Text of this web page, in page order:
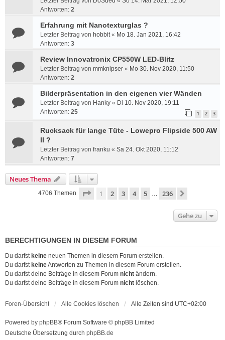
Antworten: 2
Erfahrung mit Nanotexturglas ?
Letzter Beitrag von hobbit« Mo 18. Jan 2021, 16:42
Antworten: 3
Review Innovatronix CP550W LED-Blitz
Letzter Beitrag von mmknipser « Mo 30. Nov 2020, 11:50
Antworten: 2
Bilderpräsentation in den eigenen vier Wänden
Letzter Beitrag von Hanky « Di 10. Nov 2020, 19:11
Antworten: 25 1 2 3
Rucksack für lange Tüte - Lowepro Flipside 500 AW
II ?
Letzter Beitrag von franku « Sa 24. Okt 2020, 11:12
Antworten: 7
Neues Thema
4706 Themen Seite 1von 236
1 2 3 4 5 … 236
Gehe zu
BERECHTIGUNGEN IN DIESEM FORUM
Du darfst keine neuen Themen in diesem Forum erstellen.
Du darfst keineAntworten zu Themen in diesem Forum erstellen.
Du darfst deine Beiträge in diesem Forum nicht ändern.
Du darfst deine Beiträge in diesem Forum nicht löschen.
Foren-Übersicht Alle Cookies löschen Alle Zeiten sind UTC+02:00
Powered by phpBB® Forum Software © phpBB Limited
Deutsche Übersetzung durch phpBB.de